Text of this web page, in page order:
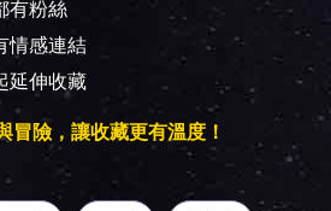
有粉絲
情感連結
延伸收藏
險，讓收藏更有溫度！